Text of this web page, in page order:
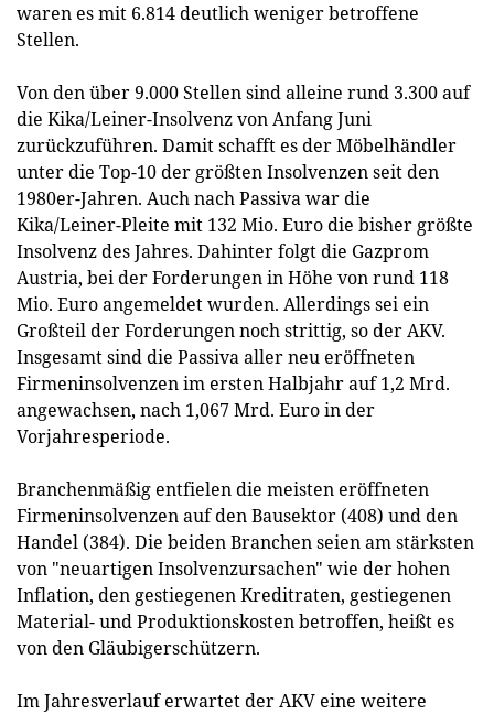
waren es mit 6.814 deutlich weniger betroffene
Stellen.
Von den über 9.000 Stellen sind alleine rund 3.300 auf
die Kika/Leiner-Insolvenz von Anfang Juni
zurückzuführen. Damit schafft es der Möbelhändler
unter die Top-10 der größten Insolvenzen seit den
1980er-Jahren. Auch nach Passiva war die
Kika/Leiner-Pleite mit 132 Mio. Euro die bisher größte
Insolvenz des Jahres. Dahinter folgt die Gazprom
Austria, bei der Forderungen in Höhe von rund 118
Mio. Euro angemeldet wurden. Allerdings sei ein
Großteil der Forderungen noch strittig, so der AKV.
Insgesamt sind die Passiva aller neu eröffneten
Firmeninsolvenzen im ersten Halbjahr auf 1,2 Mrd.
angewachsen, nach 1,067 Mrd. Euro in der
Vorjahresperiode.
Branchenmäßig entfielen die meisten eröffneten
Firmeninsolvenzen auf den Bausektor (408) und den
Handel (384). Die beiden Branchen seien am stärksten
von "neuartigen Insolvenzursachen" wie der hohen
Inflation, den gestiegenen Kreditraten, gestiegenen
Material- und Produktionskosten betroffen, heißt es
von den Gläubigerschützern.
Im Jahresverlauf erwartet der AKV eine weitere